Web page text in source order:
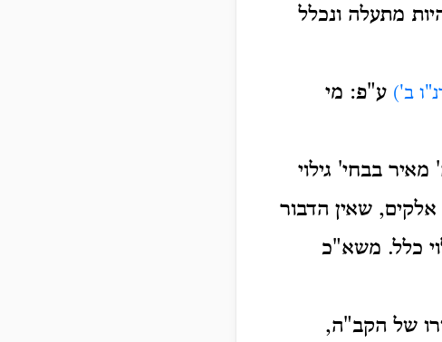
מתעלה ונכלל
ב') ע"פ: מי
בבחי' גילוי
שאין הדבור
כלל. משא"כ
של הקב"ה,